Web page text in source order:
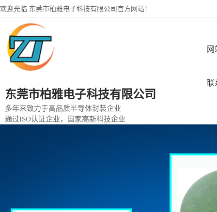
欢迎光临 东莞市柏雅电子科技有限公司官方网站！
东莞市柏雅电子科技有限公司
多年来致力于高品质半导体封装企业
通过ISO认证企业，国家高新科技企业
网
联